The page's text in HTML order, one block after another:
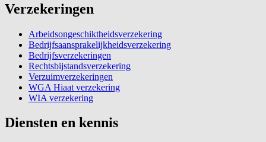
Verzekeringen
Arbeidsongeschiktheidsverzekering
Bedrijfsaansprakelijkheidsverzekering
Bedrijfsverzekeringen
Rechtsbijstandsverzekering
Verzuimverzekeringen
WGA Hiaat verzekering
WIA verzekering
Diensten en kennis